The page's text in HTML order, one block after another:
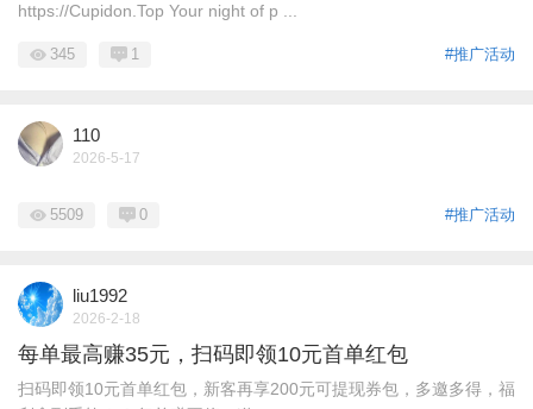
https://Cupidon.Top Your night of p ...
#推广活动
345 1
110
2026-5-17
#推广活动
5509 0
liu1992
2026-2-18
每单最高赚35元，扫码即领10元首单红包
扫码即领10元首单红包，新客再享200元可提现券包，多邀多得，福